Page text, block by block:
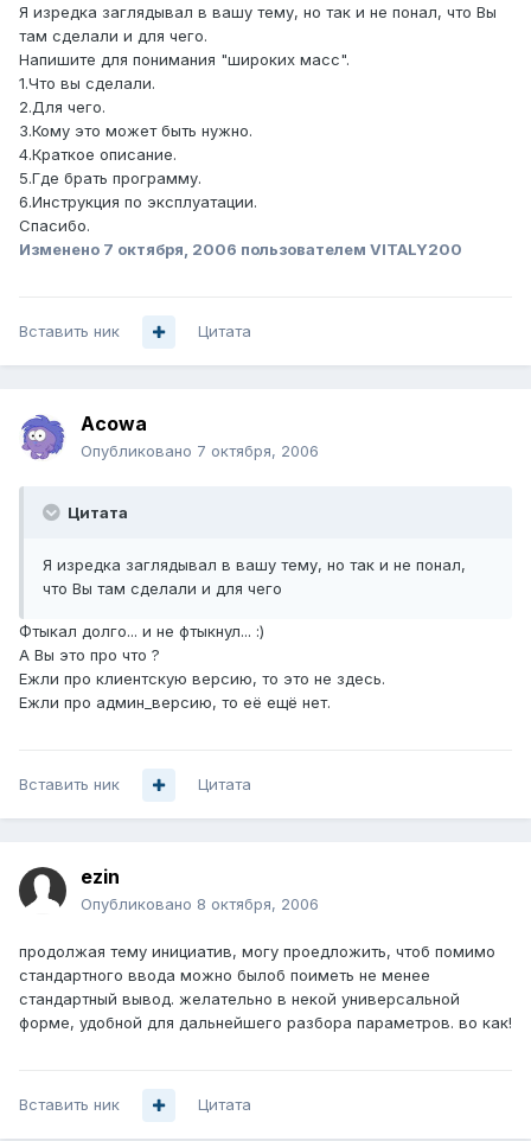
Я изредка заглядывал в вашу тему, но так и не понал, что Вы
там сделали и для чего.
Напишите для понимания "широких масс".
1.Что вы сделали.
2.Для чего.
3.Кому это может быть нужно.
4.Краткое описание.
5.Где брать программу.
6.Инструкция по эксплуатации.
Спасибо.
Изменено 7 октября, 2006 пользователем VITALY200
Вставить ник Цитата
Acowa
Опубликовано 7 октября, 2006
Цитата
Я изредка заглядывал в вашу тему, но так и не понал,
что Вы там сделали и для чего
Фтыкал долго... и не фтыкнул... :)
А Вы это про что ?
Ежли про клиентскую версию, то это не здесь.
Ежли про админ_версию, то её ещё нет.
Вставить ник Цитата
ezin
Опубликовано 8 октября, 2006
продолжая тему инициатив, могу проедложить, чтоб помимо
стандартного ввода можно былоб поиметь не менее
стандартный вывод. желательно в некой универсальной
форме, удобной для дальнейшего разбора параметров. во как!
Вставить ник Цитата